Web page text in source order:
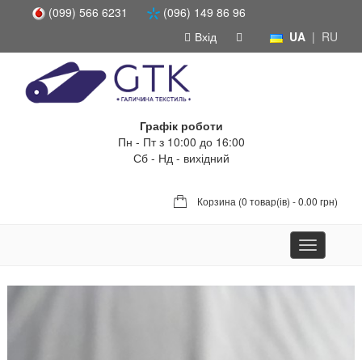
(099) 566 6231
(096) 149 86 96
UA | RU
Вхід
Графік роботи
Пн - Пт з 10:00 до 16:00
Сб - Нд - вихідний
Корзина (0 товар(ів) - 0.00 грн)
Toggle
navigation